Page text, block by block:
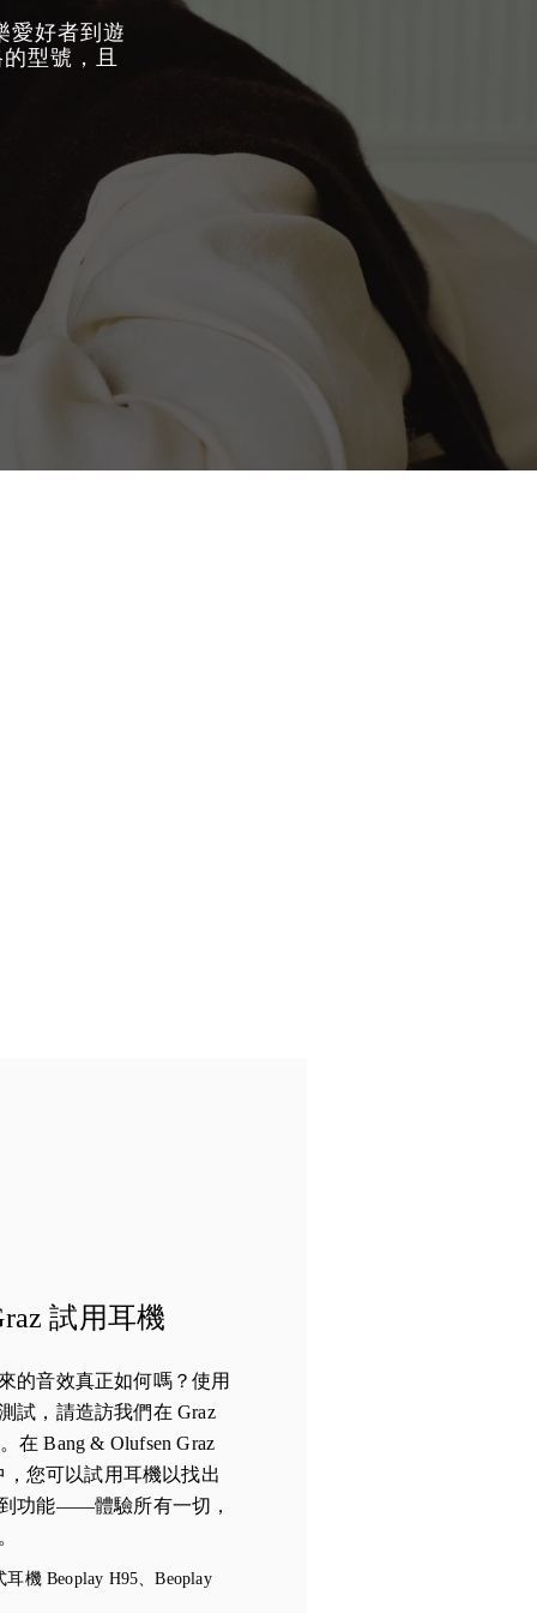
愛好者到遊
型號，且
試用耳機
的音效真正如何嗎？使用
試，請造訪我們在 Graz
在 Bang & Olufsen Graz
，您可以試用耳機以找出
功能——體驗所有一切，
機 Beoplay H95、Beoplay